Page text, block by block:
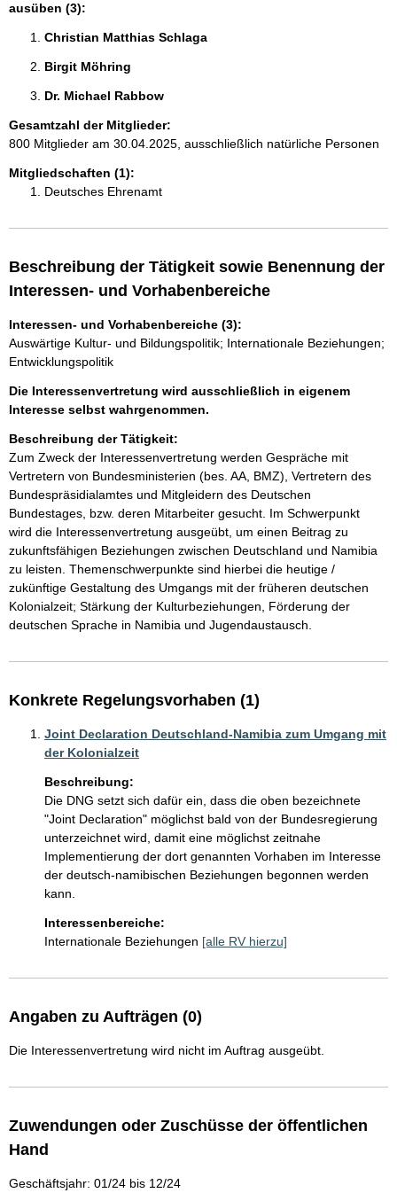
ausüben (3):
Christian Matthias Schlaga
Birgit Möhring
Dr. Michael Rabbow
Gesamtzahl der Mitglieder:
800 Mitglieder am 30.04.2025, ausschließlich natürliche Personen
Mitgliedschaften (1):
Deutsches Ehrenamt
Beschreibung der Tätigkeit sowie Benennung der
Interessen- und Vorhabenbereiche
Interessen- und Vorhabenbereiche (3):
Auswärtige Kultur- und Bildungspolitik; Internationale Beziehungen;
Entwicklungspolitik
Die Interessenvertretung wird ausschließlich in eigenem
Interesse selbst wahrgenommen.
Beschreibung der Tätigkeit:
Zum Zweck der Interessenvertretung werden Gespräche mit
Vertretern von Bundesministerien (bes. AA, BMZ), Vertretern des
Bundespräsidialamtes und Mitgleidern des Deutschen
Bundestages, bzw. deren Mitarbeiter gesucht. Im Schwerpunkt
wird die Interessenvertretung ausgeübt, um einen Beitrag zu
zukunftsfähigen Beziehungen zwischen Deutschland und Namibia
zu leisten. Themenschwerpunkte sind hierbei die heutige /
zukünftige Gestaltung des Umgangs mit der früheren deutschen
Kolonialzeit; Stärkung der Kulturbeziehungen, Förderung der
deutschen Sprache in Namibia und Jugendaustausch.
Konkrete Regelungsvorhaben (1)
Joint Declaration Deutschland-Namibia zum Umgang mit
der Kolonialzeit
Beschreibung:
Die DNG setzt sich dafür ein, dass die oben bezeichnete
"Joint Declaration" möglichst bald von der Bundesregierung
unterzeichnet wird, damit eine möglichst zeitnahe
Implementierung der dort genannten Vorhaben im Interesse
der deutsch-namibischen Beziehungen begonnen werden
kann.
Interessenbereiche:
Internationale Beziehungen [alle RV hierzu]
Angaben zu Aufträgen (0)
Die Interessenvertretung wird nicht im Auftrag ausgeübt.
Zuwendungen oder Zuschüsse der öffentlichen
Hand
Geschäftsjahr: 01/24 bis 12/24